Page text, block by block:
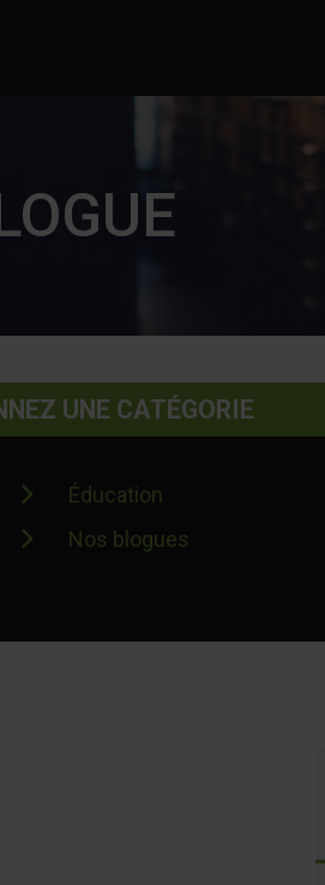
UNE CATÉGORIE
Éducation
Nos blogues